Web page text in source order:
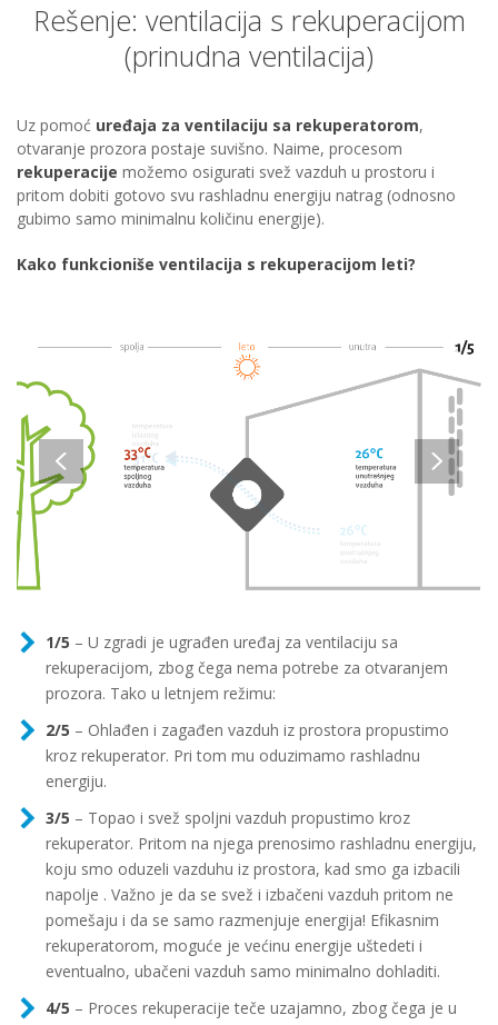
Rešenje: ventilacija s rekuperacijom
(prinudna ventilacija)
Uz pomoć uređaja za ventilaciju sa rekuperatorom,
otvaranje prozora postaje suvišno. Naime, procesom
rekuperacije možemo osigurati svež vazduh u prostoru i
pritom dobiti gotovo svu rashladnu energiju natrag (odnosno
gubimo samo minimalnu količinu energije).
Kako funkcioniše ventilacija s rekuperacijom leti?
1/5 – U zgradi je ugrađen uređaj za ventilaciju sa
rekuperacijom, zbog čega nema potrebe za otvaranjem
prozora. Tako u letnjem režimu:
2/5 – Ohlađen i zagađen vazduh iz prostora propustimo
kroz rekuperator. Pri tom mu oduzimamo rashladnu
energiju.
3/5 – Topao i svež spoljni vazduh propustimo kroz
rekuperator. Pritom na njega prenosimo rashladnu energiju,
koju smo oduzeli vazduhu iz prostora, kad smo ga izbacili
napolje . Važno je da se svež i izbačeni vazduh pritom ne
pomešaju i da se samo razmenjuje energija! Efikasnim
rekuperatorom, moguće je većinu energije uštedeti i
eventualno, ubačeni vazduh samo minimalno dohladiti.
4/5 – Proces rekuperacije teče uzajamno, zbog čega je u